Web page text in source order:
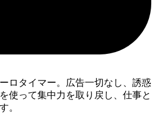
ロタイマー。広告一切なし、誘惑
使って集中力を取り戻し、仕事と
。